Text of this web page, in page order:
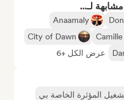
لـ...
Anaamaly
City of Dawn
عرض الكل +6
المؤثرة الخاصة بي